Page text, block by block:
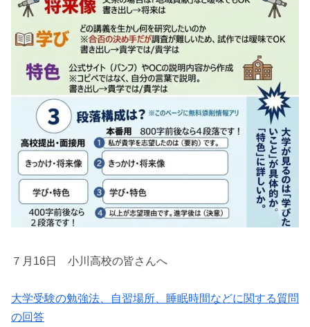
７月16日 小川高校の皆さんへ
大学受験の勉強法、自習場所、睡眠時間などに関する質問
の回答